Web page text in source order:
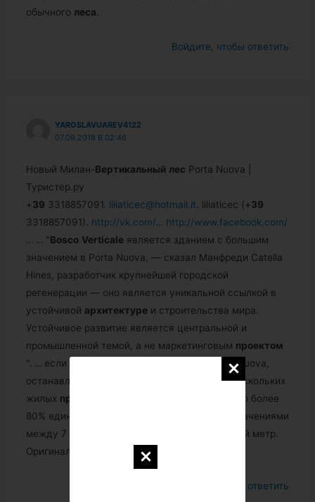
обычного леса.
Войдите, чтобы ответить
YAROSLAVUAREV4122
07.09.2018 В 02:46
Новый Милан-Вертикальный лес Porta Nuova |
Туристер.ру
+39 3318857091. liliaticec@hotmail.it . liliaticec (+39
3318857091). http://vk.com/… http://www.facebook.com/
… " Bosco Verticale является зданием с большим
значением в Porta Nuova, — сказал Манфреди Catella
Hines, разработчик крупнейшей городской
регенерации — оно является уникальной ссылкой в
устойчивой архитектуре и строительства мира.
Устойчивое развитие является центральной и
промышленной темой, а не маркетинговым проектом
".
… если мы рассмотрим весь
Porta Nuova,
останавливаемся на 60 процентах. Среди нескольких
жилых проектов
в этой области было продано более
80% единиц жилья на рынке, со средними значениями
между 7 тысяч и 10 тысяч евро за квадратный метр.
Оригинал.
Войдите, чтобы ответить